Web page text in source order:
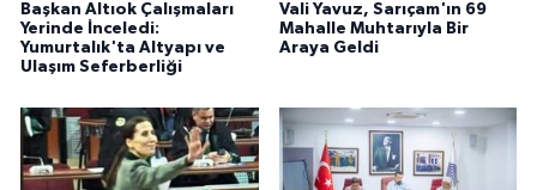
Başkan Altıok Çalışmaları
Yerinde İnceledi:
Yumurtalık'ta Altyapı ve
Ulaşım Seferberliği
Vali Yavuz, Sarıçam'ın 69
Mahalle Muhtarıyla Bir
Araya Geldi